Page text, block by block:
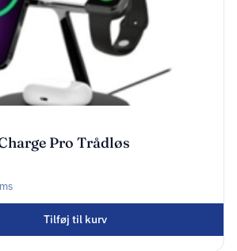
Pro Trådløs
15Watt
Tilføj til kurv